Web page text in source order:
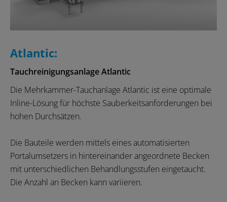
Atlantic:
Tauchreinigungsanlage Atlantic
Die Mehrkammer-Tauchanlage Atlantic ist eine optimale
Inline-Lösung für höchste Sauberkeitsanforderungen bei
hohen Durchsätzen.
Die Bauteile werden mittels eines automatisierten
Portalumsetzers in hintereinander angeordnete Becken
mit unterschiedlichen Behandlungsstufen eingetaucht.
Die Anzahl an Becken kann variieren.